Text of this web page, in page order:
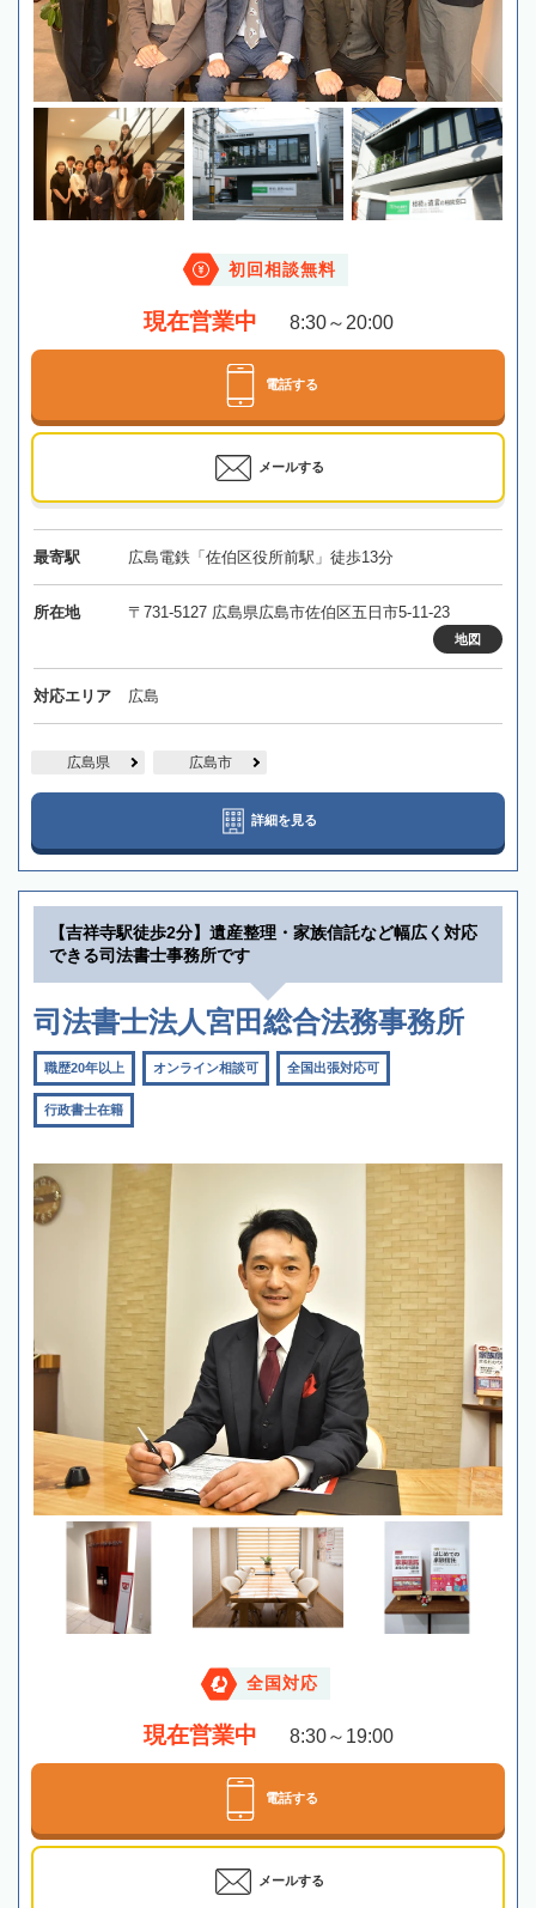
初回相談無料
現在営業中 8:30～20:00
電話する
メールする
最寄駅 広島電鉄「佐伯区役所前駅」徒歩13分
所在地 〒731-5127 広島県広島市佐伯区五日市5-11-23
地図
対応エリア 広島
広島県 広島市
詳細を見る
【吉祥寺駅徒歩2分】遺産整理・家族信託など幅広く対応
できる司法書士事務所です
司法書士法人宮田総合法務事務所
職歴20年以上 オンライン相談可 全国出張対応可
行政書士在籍
全国対応
現在営業中 8:30～19:00
電話する
メールする